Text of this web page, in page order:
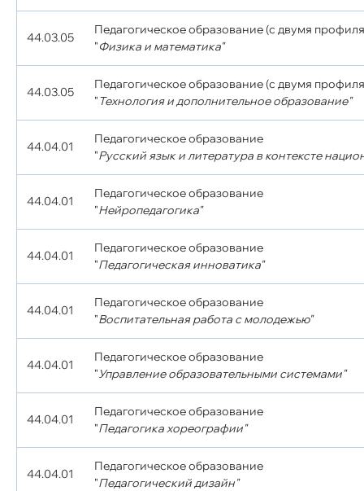
44.03.05
Педагогическое образование (с двумя
"Физика и математика"
44.03.05
Педагогическое образование (с двумя
"Технология и дополнительное образование"
44.04.01
Педагогическое образование
"Русский язык и литература в контексте
44.04.01
Педагогическое образование
"Нейропедагогика"
44.04.01
Педагогическое образование
"Педагогическая инноватика"
44.04.01
Педагогическое образование
"Воспитательная работа с молодежью"
44.04.01
Педагогическое образование
"Управление образовательными системами"
44.04.01
Педагогическое образование
"Педагогика хореографии"
44.04.01
Педагогическое образование
"Педагогический дизайн"